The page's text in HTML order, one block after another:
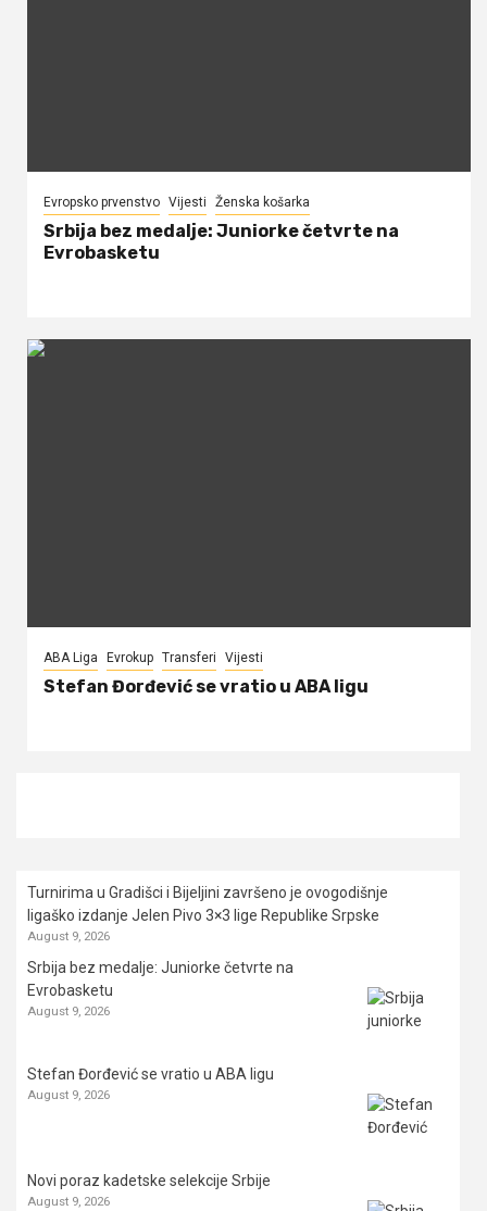
Evropsko prvenstvo Vijesti Ženska košarka
Srbija bez medalje: Juniorke četvrte na
Evrobasketu
ABA Liga Evrokup Transferi Vijesti
Stefan Đorđević se vratio u ABA ligu
Turnirima u Gradišci i Bijeljini završeno je ovogodišnje
ligaško izdanje Jelen Pivo 3×3 lige Republike Srpske
August 9, 2026
Srbija bez medalje: Juniorke četvrte na
Evrobasketu
August 9, 2026
Stefan Đorđević se vratio u ABA ligu
August 9, 2026
Novi poraz kadetske selekcije Srbije
August 9, 2026